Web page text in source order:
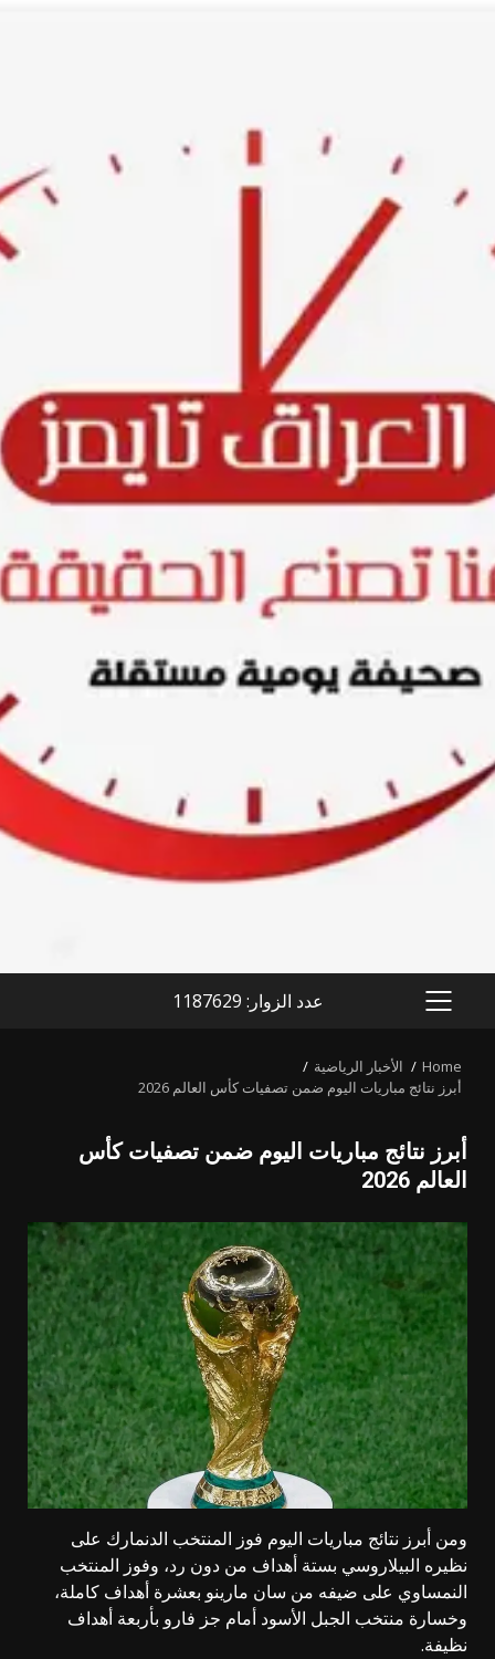
PRIMARY
عدد الزوار: 1187629
Home
الأخبار الرياضية
أبرز نتائج مباريات اليوم ضمن تصفيات كأس العالم 2026
أبرز نتائج مباريات اليوم ضمن تصفيات كأس
العالم 2026
ومن أبرز نتائج مباريات اليوم فوز المنتخب الدنمارك على
نظيره البيلاروسي بستة أهداف من دون رد، وفوز المنتخب
النمساوي على ضيفه من سان مارينو بعشرة أهداف كاملة،
وخسارة منتخب الجبل الأسود أمام جز فارو بأربعة أهداف
نظيفة.